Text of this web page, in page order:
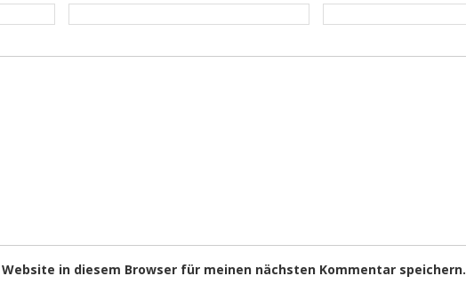
in diesem Browser für meinen nächsten Kommentar speichern.